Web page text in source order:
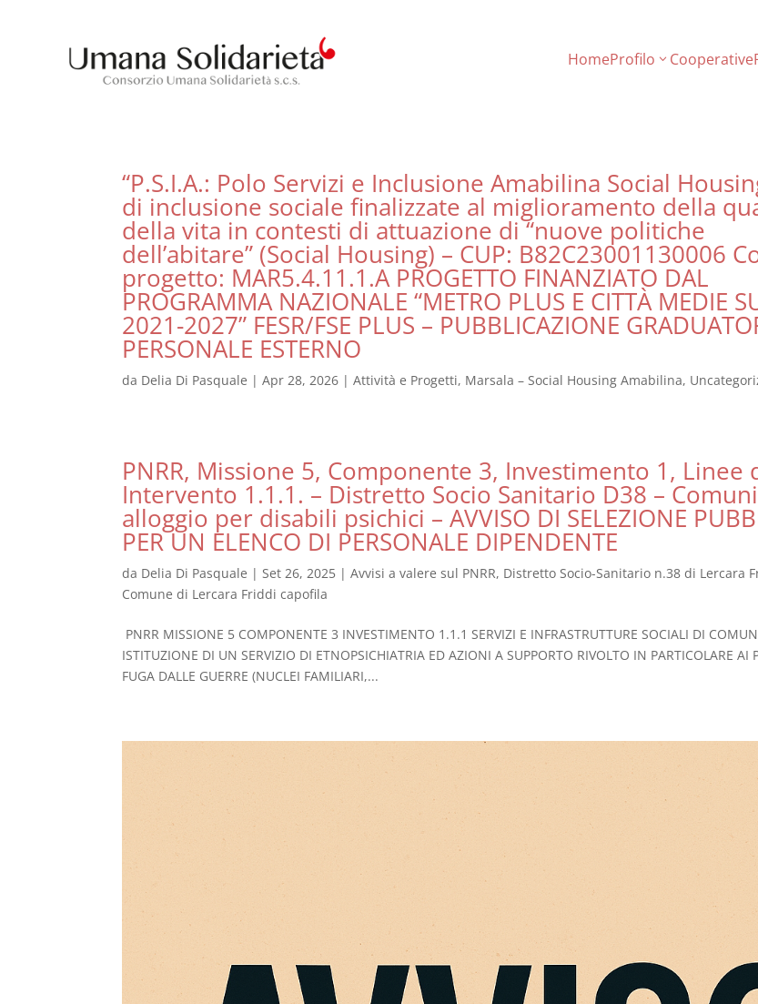
HomeProfilo Cooperative
“P.S.I.A.: Polo Servizi e Inclusione Amabilina Social
di inclusione sociale finalizzate al miglioramento della
della vita in contesti di attuazione di “nuove politiche
dell’abitare” (Social Housing) – CUP: B82C23001130006
progetto: MAR5.4.11.1.A PROGETTO FINANZIATO DAL
PROGRAMMA NAZIONALE “METRO PLUS E CITTÀ MEDIE
2021-2027” FESR/FSE PLUS – PUBBLICAZIONE
PERSONALE ESTERNO
da Delia Di Pasquale |Apr 28, 2026 |Attività e Progetti, Marsala – Social Housing Amabilina,
PNRR, Missione 5, Componente 3, Investimento 1, Linee
Intervento 1.1.1. – Distretto Socio Sanitario D38 –
alloggio per disabili psichici – AVVISO DI SELEZIONE
PER UN ELENCO DI PERSONALE DIPENDENTE
da Delia Di Pasquale |Set 26, 2025 |Avvisi a valere sul PNRR, Distretto Socio-Sanitario n.38 di Lercara
Comune di Lercara Friddi capofila
PNRR MISSIONE 5 COMPONENTE 3 INVESTIMENTO 1.1.1 SERVIZI E INFRASTRUTTURE SOCIALI DI
ISTITUZIONE DI UN SERVIZIO DI ETNOPSICHIATRIA ED AZIONI A SUPPORTO RIVOLTO IN PARTICOLARE AI
FUGA DALLE GUERRE (NUCLEI FAMILIARI,...